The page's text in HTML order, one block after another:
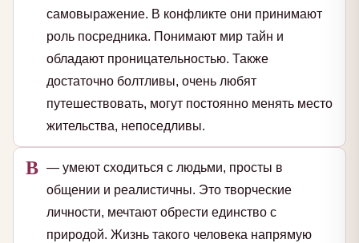
самовыражение. В конфликте они принимают
роль посредника. Понимают мир тайн и
обладают проницательностью. Также
достаточно болтливы, очень любят
путешествовать, могут постоянно менять место
жительства, непоседливы.
В — умеют сходиться с людьми, просты в
общении и реалистичны. Это творческие
личности, мечтают обрести единство с
природой. Жизнь такого человека напрямую